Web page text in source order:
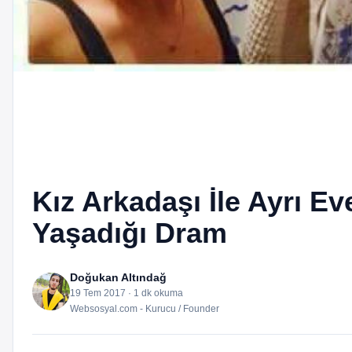
Kız Arkadaşı İle Ayrı
Yaşadığı Dram
Doğukan Altındağ
19 Tem 2017 · 1 dk okuma
Websosyal.com - Kurucu / Founder